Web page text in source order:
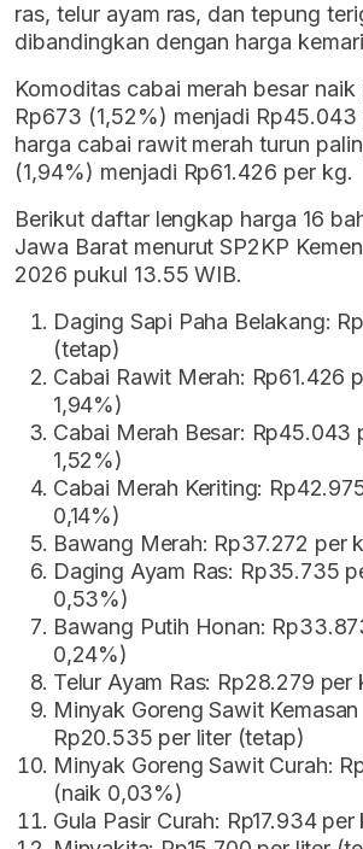
ras, telur ayam ras, dan tepung
dibandingkan dengan harga
Komoditas cabai merah besar
Rp673 (1,52%) menjadi
harga cabai rawit merah turun
(1,94%) menjadi Rp61.426 per kg.
Berikut daftar lengkap harga 16
Jawa Barat menurut SP2KP
2026 pukul 13.55 WIB.
Daging Sapi Paha Belakang:
(tetap)
Cabai Rawit Merah: Rp61.426
1,94%)
Cabai Merah Besar: Rp45.043
1,52%)
Cabai Merah Keriting:
0,14%)
Bawang Merah: Rp37.272 per
Daging Ayam Ras: Rp35.735
0,53%)
Bawang Putih Honan:
0,24%)
Telur Ayam Ras: Rp28.279
Minyak Goreng Sawit Kemasan
Rp20.535 per liter (tetap)
Minyak Goreng Sawit Curah:
(naik 0,03%)
Gula Pasir Curah: Rp17.934